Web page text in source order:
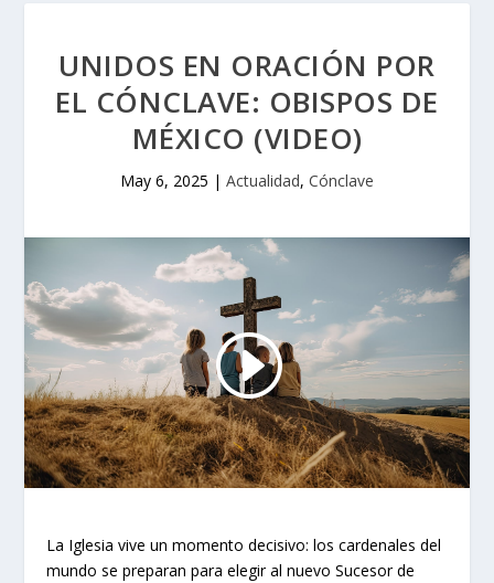
UNIDOS EN ORACIÓN POR
EL CÓNCLAVE: OBISPOS DE
MÉXICO (VIDEO)
May 6, 2025 | Actualidad, Cónclave
La Iglesia vive un momento decisivo: los cardenales del
mundo se preparan para elegir al nuevo Sucesor de